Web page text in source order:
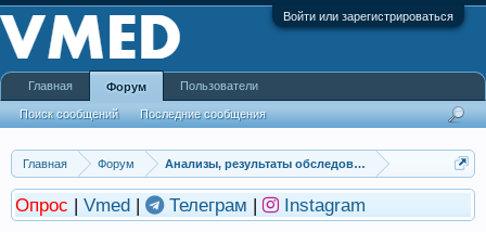
Войти или зарегистрироваться
Главная Форум Анализы, результаты обследований
Опрос | Vmed | Телеграм | Instagram
Главная Форум
Поиск сообщений Последние сообщения
Пользователи